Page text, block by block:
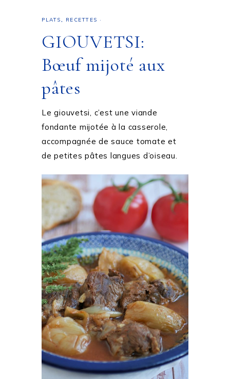
PLATS RECETTES ·
GIOUVETSI:
Bœuf mijoté aux
pâtes
Le giouvetsi, c’est une viande
fondante mijotée à la casserole,
accompagnée de sauce tomate et
de petites pâtes langues d’oiseau.